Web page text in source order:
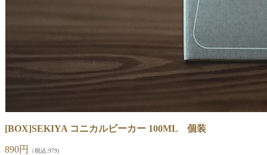
[BOX]SEKIYA コニカルビーカー 100ML 個装
890円 （税込:979)